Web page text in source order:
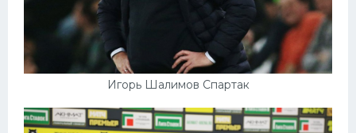
Игорь Шалимов Спартак